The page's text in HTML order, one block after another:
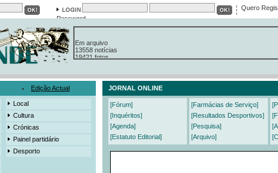
Quero
Password
Em arquivo
13558 notícias
19421 fotos
385 edições
Edição Actual JORNAL ONLINE
Local
Cultura
Crónicas
Painel partidário
Desporto
[Fórum]
[Inquéritos]
[Agenda]
[Estatuto Editorial]
[Farmácias de Serviço]
[Resultados Desportivos]
[Pesquisa]
[Arquivo]